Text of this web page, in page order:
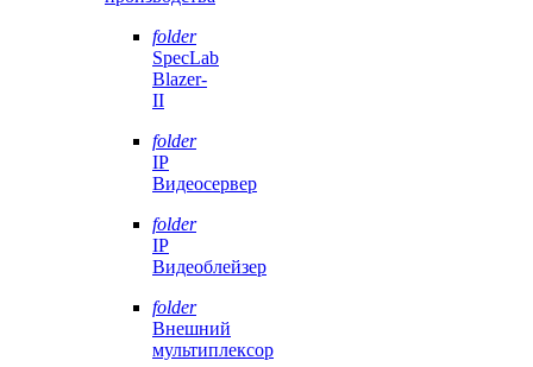
folder
SpecLab
Blazer-
II
folder
IP
Видеосервер
folder
IP
Видеоблейзер
folder
Внешний
мультиплексор